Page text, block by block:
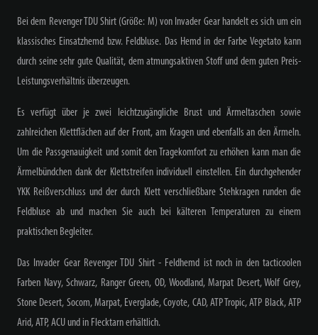
Bei dem Revenger TDU Shirt (Größe: M) von Invader Gear handelt es sich um ein
klassisches Einsatzhemd bzw. Feldbluse. Das Hemd in der Farbe Vegetato kann
durch seine sehr gute Qualität, dem atmungsaktiven Stoff und dem guten Preis-
Leistungsverhältnis überzeugen.
Es verfügt über je zwei leichtzugängliche Brust und Ärmeltaschen sowie
zahlreichen Klettflächen auf der Front, am Kragen und ebenfalls an den Ärmeln.
Um die Passgenauigkeit und somit den Tragekomfort zu erhöhen kann man die
Ärmelbündchen dank der Klettstreifen individuell einstellen. Ein durchgehender
YKK Reißverschluss und der durch Klett verschließbare Stehkragen runden die
Feldbluse ab und machen Sie auch bei kälteren Temperaturen zu einem
praktischen Begleiter.
Das Invader Gear Revenger TDU Shirt - Feldhemd ist noch in den tacticoolen
Farben Navy, Schwarz, Ranger Green, OD, Woodland, Marpat Desert, Wolf Grey,
Stone Desert, Socom, Marpat, Everglade, Coyote, CAD, ATP Tropic, ATP Black, ATP
Arid, ATP, ACU und in Flecktarn erhältlich.